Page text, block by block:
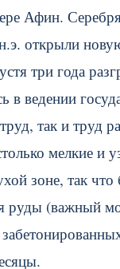
Афин.
открыли
три года
в ведении
так и труд
мелкие и
зоне, так
(важный